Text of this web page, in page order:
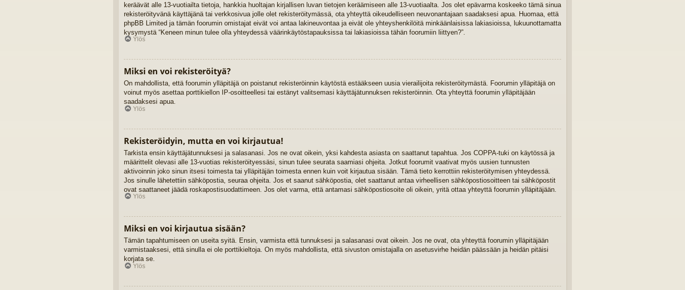
keräävät alle 13-vuotiailta tietoja, hankkia huoltajan kirjallisen luvan tietojen keräämiseen alle 13-vuotiaalta. Jos olet epävarma koskeeko tämä sinua
rekisteröityvänä käyttäjänä tai verkkosivua jolle olet rekisteröitymässä, ota yhteyttä oikeudelliseen neuvonantajaan saadaksesi apua. Huomaa, että
phpBB Limited ja tämän foorumin omistajat eivät voi antaa lakineuvontaa ja eivät ole yhteyshenkilöitä minkäänlaisissa lakiasioissa, lukuunottamatta
kysymystä “Keneen minun tulee olla yhteydessä väärinkäytöstapauksissa tai lakiasioissa tähän foorumiin liittyen?”.
Ylös
Miksi en voi rekisteröityä?
On mahdollista, että foorumin ylläpitäjä on poistanut rekisteröinnin käytöstä estääkseen uusia vierailijoita rekisteröitymästä. Foorumin ylläpitäjä on
voinut myös asettaa porttikiellon IP-osoitteellesi tai estänyt valitsemasi käyttäjätunnuksen rekisteröinnin. Ota yhteyttä foorumin ylläpitäjään
saadaksesi apua.
Ylös
Rekisteröidyin, mutta en voi kirjautua!
Tarkista ensin käyttäjätunnuksesi ja salasanasi. Jos ne ovat oikein, yksi kahdesta asiasta on saattanut tapahtua. Jos COPPA-tuki on käytössä ja
määrittelit olevasi alle 13-vuotias rekisteröityessäsi, sinun tulee seurata saamiasi ohjeita. Jotkut foorumit vaativat myös uusien tunnusten
aktivoinnin joko sinun itsesi toimesta tai ylläpitäjän toimesta ennen kuin voit kirjautua sisään. Tämä tieto kerrottiin rekisteröitymisen yhteydessä.
Jos sinulle lähetettiin sähköpostia, seuraa ohjeita. Jos et saanut sähköpostia, olet saattanut antaa virheellisen sähköpostiosoitteen tai sähköpostit
ovat saattaneet jäädä roskapostisuodattimeen. Jos olet varma, että antamasi sähköpostiosoite oli oikein, yritä ottaa yhteyttä foorumin ylläpitäjään.
Ylös
Miksi en voi kirjautua sisään?
Tämän tapahtumiseen on useita syitä. Ensin, varmista että tunnuksesi ja salasanasi ovat oikein. Jos ne ovat, ota yhteyttä foorumin ylläpitäjään
varmistaaksesi, että sinulla ei ole porttikieltoja. On myös mahdollista, että sivuston omistajalla on asetusvirhe heidän päässään ja heidän pitäisi
korjata se.
Ylös